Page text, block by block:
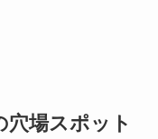
穴場スポット